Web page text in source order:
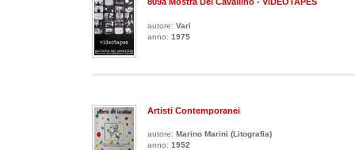
autore: Vari
anno: 1975
Artisti Contemporanei
autore: Marino Marini (litografia)
anno: 1952